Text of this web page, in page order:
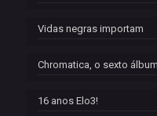
Vidas negras importam
Chromatica, o sexto
16 anos Elo3!